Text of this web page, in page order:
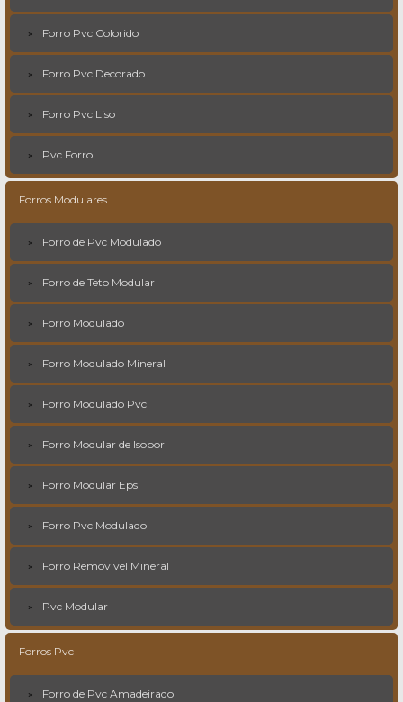
Forro Pvc Colorido
Forro Pvc Decorado
Forro Pvc Liso
Pvc Forro
Forros Modulares
Forro de Pvc Modulado
Forro de Teto Modular
Forro Modulado
Forro Modulado Mineral
Forro Modulado Pvc
Forro Modular de Isopor
Forro Modular Eps
Forro Pvc Modulado
Forro Removível Mineral
Pvc Modular
Forros Pvc
Forro de Pvc Amadeirado